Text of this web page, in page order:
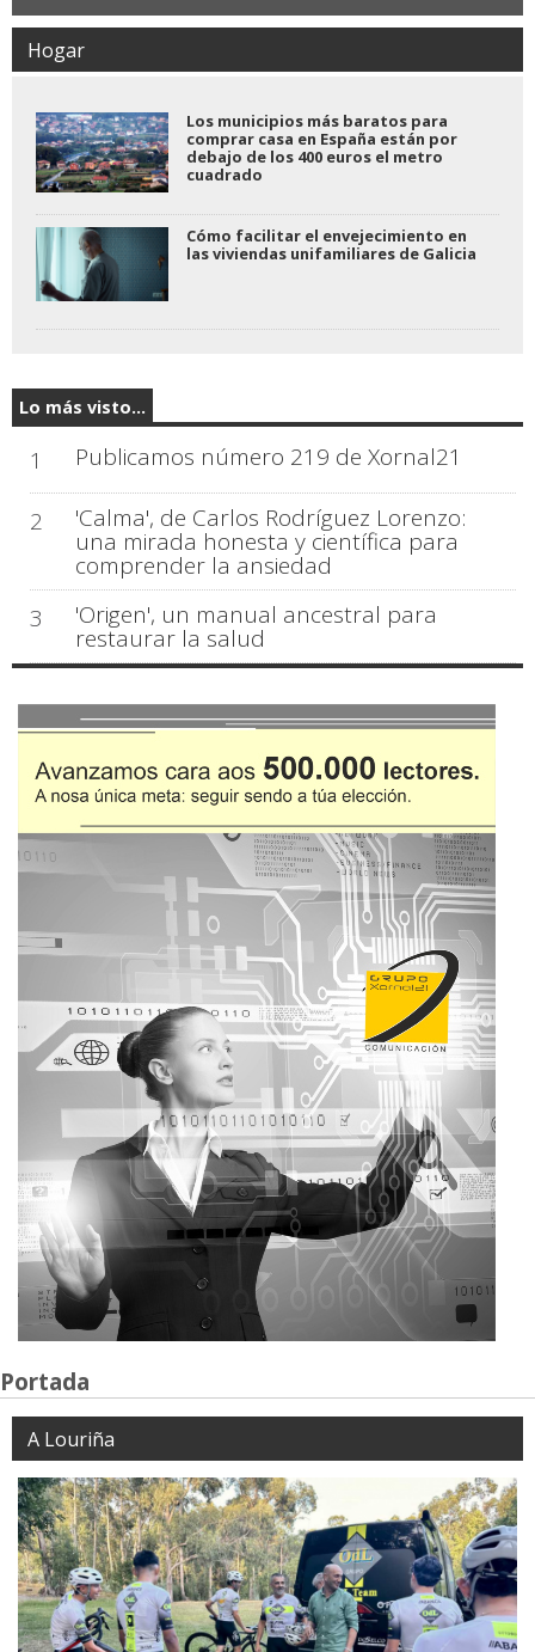
Hogar
Los municipios más baratos para
comprar casa en España están por
debajo de los 400 euros el metro
cuadrado
Cómo facilitar el envejecimiento en
las viviendas unifamiliares de Galicia
Lo más visto...
1 Publicamos número 219 de Xornal21
2 'Calma', de Carlos Rodríguez Lorenzo:
una mirada honesta y científica para
comprender la ansiedad
3
'Origen', un manual ancestral para
restaurar la salud
Portada
A Louriña